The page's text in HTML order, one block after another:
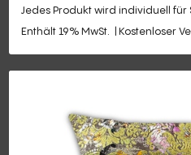
Jedes Produkt wird individuell für
Enthält 19% MwSt.
Kostenloser